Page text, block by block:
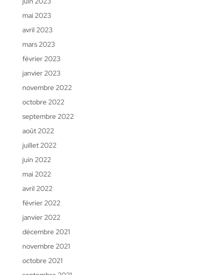
mai 2023
avril 2023
mars 2023
février 2023
janvier 2023
novembre 2022
octobre 2022
septembre 2022
août 2022
juillet 2022
juin 2022
mai 2022
avril 2022
février 2022
janvier 2022
décembre 2021
novembre 2021
octobre 2021